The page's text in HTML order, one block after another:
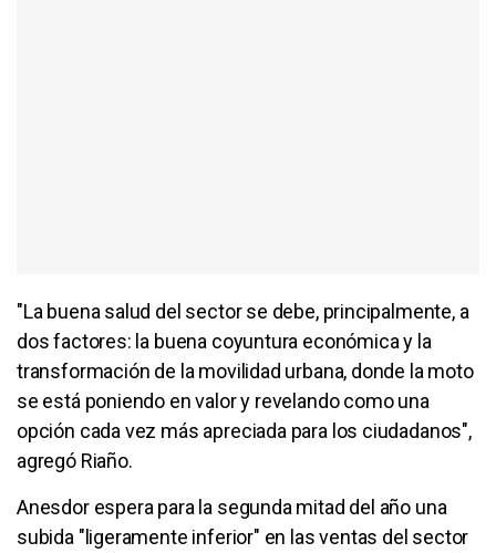
"La buena salud del sector se debe, principalmente, a
dos factores: la buena coyuntura económica y la
transformación de la movilidad urbana, donde la moto
se está poniendo en valor y revelando como una
opción cada vez más apreciada para los ciudadanos",
agregó Riaño.
Anesdor espera para la segunda mitad del año una
subida "ligeramente inferior" en las ventas del sector